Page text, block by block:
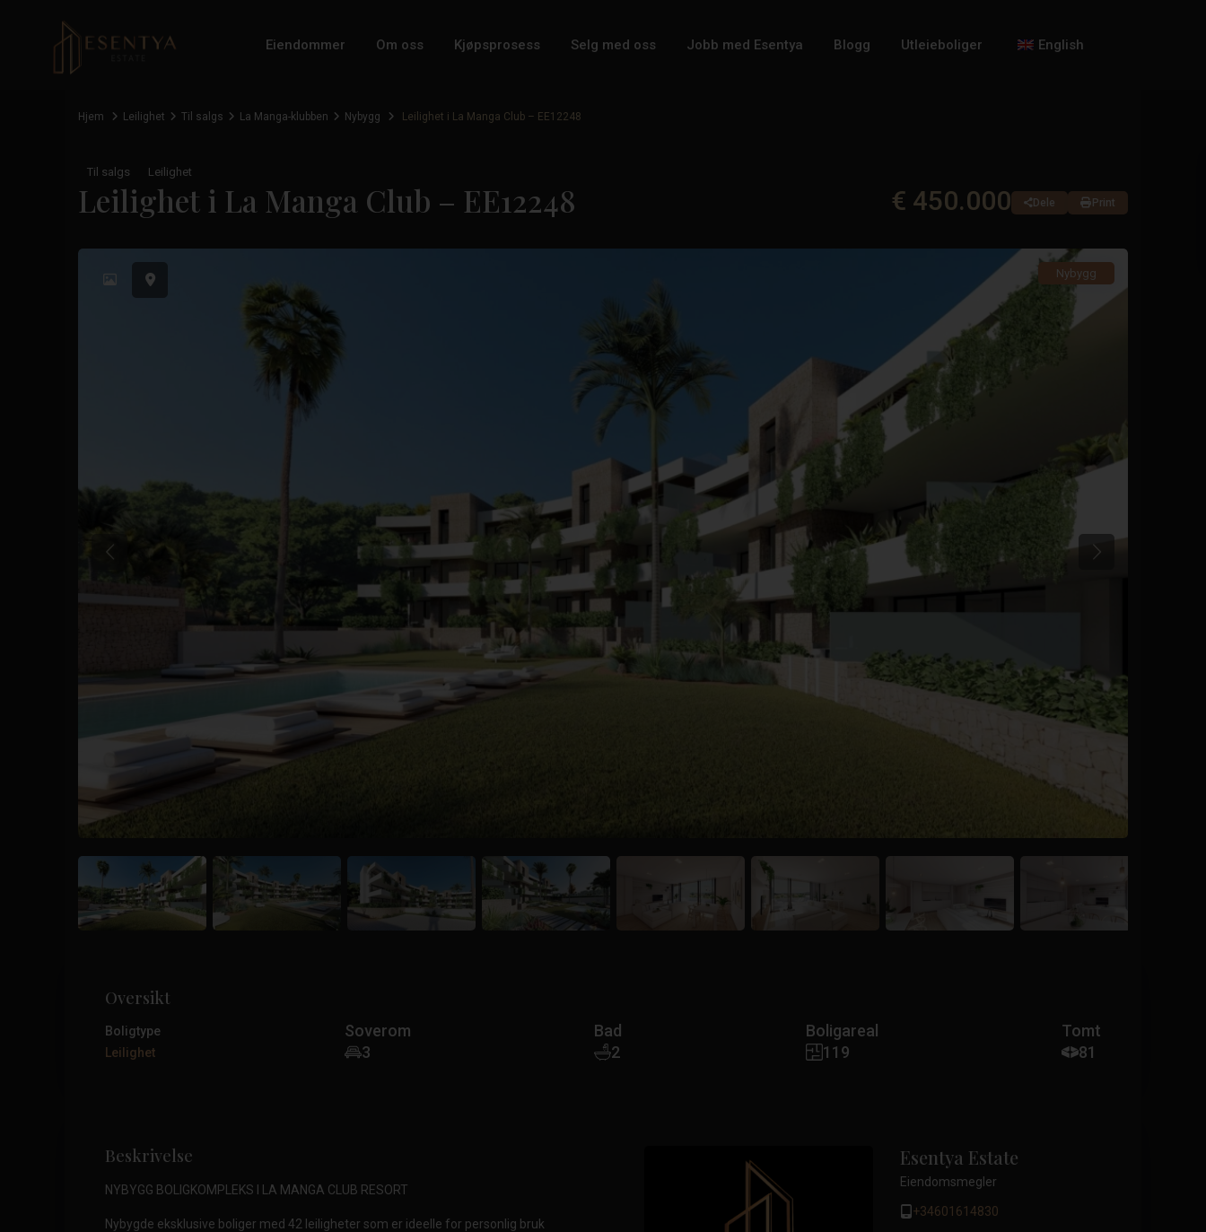
Eiendommer Om oss Kjøpsprosess Selg med oss Jobb med Esentya Blogg Utleieboliger English
Hjem Leilighet Til salgs La Manga-klubben Nybygg Leilighet i La Manga Club – EE12248
Til salgs Leilighet
Leilighet i La Manga Club – EE12248 € 450.000 Dele Print
Nybygg
Tidligere Tidligere
Oversikt
Boligtype
Leilighet
Soverom
3
Bad
2
Boligareal
119
Tomt
81
Beskrivelse
NYBYGG BOLIGKOMPLEKS I LA MANGA CLUB RESORT
Nybygde eksklusive boliger med 42 leiligheter som er ideelle for personlig bruk
Esentya Estate
Eiendomsmegler
+34601614830